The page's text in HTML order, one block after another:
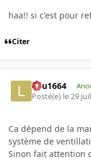
haa!! si c'est pour
Citer
lulu1664
Posté(e) le 29
Ca dépend de la
système de
Sinon fait attention